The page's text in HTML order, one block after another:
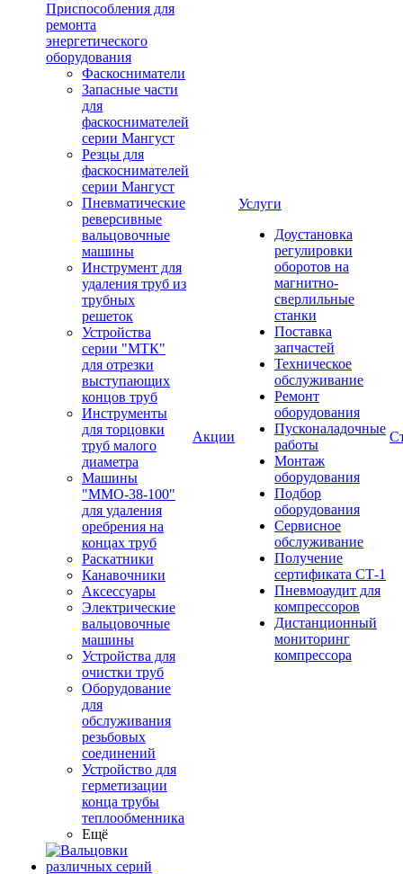
Приспособления для
ремонта
энергетического
оборудования
Фаскосниматели
Запасные части
для
фаскоснимателей
серии Мангуст
Резцы для
фаскоснимателей
серии Мангуст
Пневматические
реверсивные
вальцовочные
машины
Инструмент для
удаления труб из
трубных
решеток
Устройства
серии "МТК"
для отрезки
выступающих
концов труб
Инструменты
для торцовки
труб малого
диаметра
Машины
"ММО-38-100"
для удаления
оребрения на
концах труб
Раскатники
Канавочники
Аксессуары
Электрические
вальцовочные
машины
Устройства для
очистки труб
Оборудование
для
обслуживания
резьбовых
соединений
Устройство для
герметизации
конца трубы
теплообменника
Ещё
Акции
Услуги
Доустановка
регулировки
оборотов на
магнитно-
сверлильные
станки
Поставка
запчастей
Техническое
обслуживание
Ремонт
оборудования
Пусконаладочные
работы
Монтаж
оборудования
Подбор
оборудования
Сервисное
обслуживание
Получение
сертификата СТ-1
Пневмоаудит для
компрессоров
Дистанционный
мониторинг
компрессора